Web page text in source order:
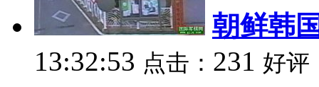
朝鲜韩
13:32:53 点击： 231 好评